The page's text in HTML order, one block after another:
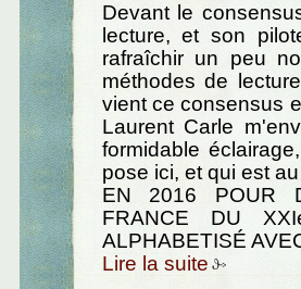
Devant le
lecture, et son
rafraîchir un peu
méthodes de
vient ce consensus
Laurent Carle
formidable
pose ici, et qui est
EN 2016 POUR
FRANCE DU
ALPHABETISÉ
Lire la suite